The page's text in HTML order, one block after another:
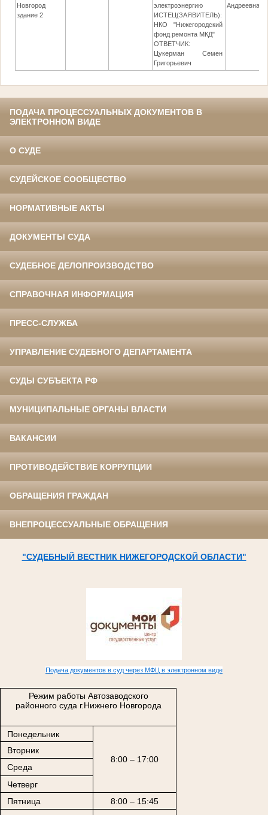
Новгород
здание 2
электроэнергию
ИСТЕЦ(ЗАЯВИТЕЛЬ):
НКО "Нижегородский
фонд ремонта МКД"
ОТВЕТЧИК:
Цукерман Семен
Григорьевич
Андреевна
ПОДАЧА ПРОЦЕССУАЛЬНЫХ ДОКУМЕНТОВ В
ЭЛЕКТРОННОМ ВИДЕ
О СУДЕ
СУДЕЙСКОЕ СООБЩЕСТВО
НОРМАТИВНЫЕ АКТЫ
ДОКУМЕНТЫ СУДА
СУДЕБНОЕ ДЕЛОПРОИЗВОДСТВО
СПРАВОЧНАЯ ИНФОРМАЦИЯ
ПРЕСС-СЛУЖБА
УПРАВЛЕНИЕ СУДЕБНОГО ДЕПАРТАМЕНТА
СУДЫ СУБЪЕКТА РФ
МУНИЦИПАЛЬНЫЕ ОРГАНЫ ВЛАСТИ
ВАКАНСИИ
ПРОТИВОДЕЙСТВИЕ КОРРУПЦИИ
ОБРАЩЕНИЯ ГРАЖДАН
ВНЕПРОЦЕССУАЛЬНЫЕ ОБРАЩЕНИЯ
"СУДЕБНЫЙ ВЕСТНИК НИЖЕГОРОДСКОЙ ОБЛАСТИ"
Подача документов в суд через МФЦ в электронном виде
Режим работы Автозаводского
районного суда г.Нижнего Новгорода
Понедельник
8:00 – 17:00
Вторник
Среда
Четверг
Пятница
8:00 – 15:45